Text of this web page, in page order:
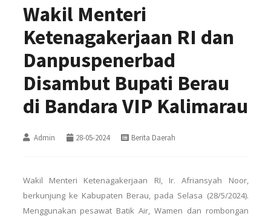
Wakil Menteri
Ketenagakerjaan RI dan
Danpuspenerbad
Disambut Bupati Berau
di Bandara VIP Kalimarau
Admin 28-05-2024 Berita Daerah
Wakil Menteri Ketenagakerjaan RI, Ir. Afriansyah Noor,
berkunjung ke Kabupaten Berau, pada Selasa (28/5/2024).
Menggunakan pesawat Batik Air, Wamen dan rombongan